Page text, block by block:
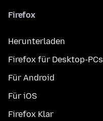
Firefox
Herunterladen
Firefox für Desktop-PCs
Für Android
Für iOS
Firefox Klar